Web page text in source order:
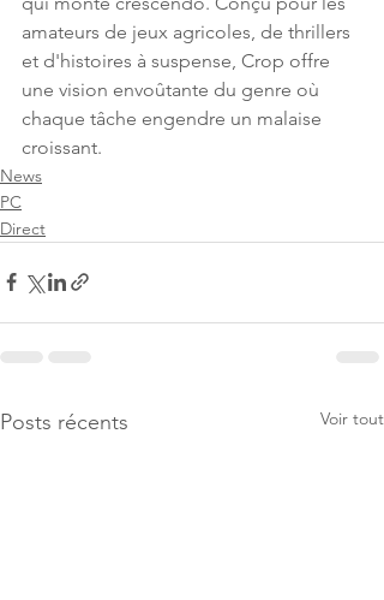
amateurs de jeux agricoles, de thrillers
et d'histoires à suspense, Crop offre
une vision envoûtante du genre où
chaque tâche engendre un malaise
croissant.
News
PC
Direct
Posts récents Voir tout